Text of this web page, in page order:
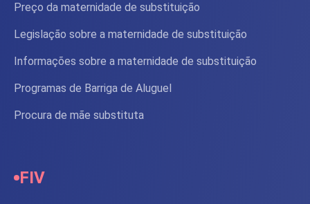
Preço da maternidade de substituição
Legislação sobre a maternidade de substituição
Informações sobre a maternidade de substituição
Programas de Barriga de Aluguel
Procura de mãe substituta
FIV